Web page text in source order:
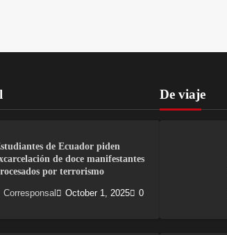
de Ecuador piden
de doce manifestantes
por terrorismo
Corresponsal October 1, 2025 0
De viaje